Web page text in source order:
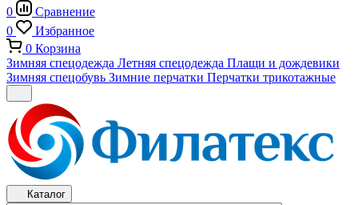
0
Сравнение
0
Избранное
0 Корзина
Зимняя спецодежда Летняя спецодежда Плащи и дождевики
Зимняя спецобувь Зимние перчатки Перчатки трикотажные
Каталог